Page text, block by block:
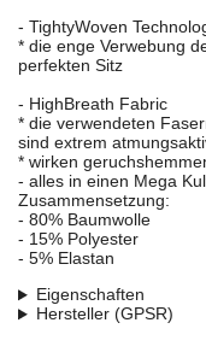
- TightyWoven
* die enge Verwebung
perfekten Sitz
- HighBreath Fabric
* die verwendeten
sind extrem
* wirken
- alles in einen Mega
Zusammensetzung:
- 80% Baumwolle
- 15% Polyester
- 5% Elastan
Eigenschaften
Hersteller (GPSR)